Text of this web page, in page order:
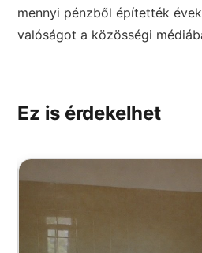
mennyi pénzből építették
valóságot a közösségi
Ez is érdekelhet